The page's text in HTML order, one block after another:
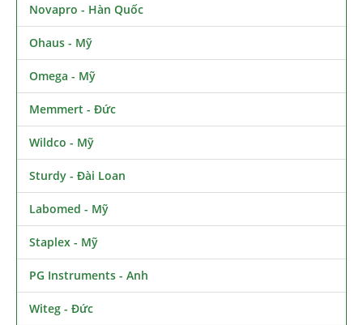
Novapro - Hàn Quốc
Ohaus - Mỹ
Omega - Mỹ
Memmert - Đức
Wildco - Mỹ
Sturdy - Đài Loan
Labomed - Mỹ
Staplex - Mỹ
PG Instruments - Anh
Witeg - Đức